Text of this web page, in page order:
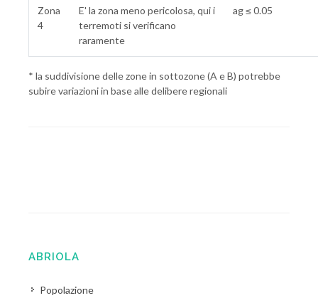
Zona
4
E' la zona meno pericolosa, qui i
terremoti si verificano
raramente
ag ≤ 0.05
* la suddivisione delle zone in sottozone (A e B) potrebbe
subire variazioni in base alle delibere regionali
ABRIOLA
Popolazione